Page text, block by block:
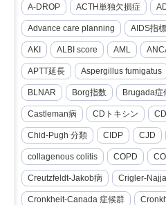
A-DROP ACTH単独欠損症
Advance care planning AIDS指
AKI ALBI score AML
APTT延長 Aspergillus fumigatus
BLNAR Borg指数 Brugada症
Castleman病 CDトキシン
Chid-Pugh 分類 CIDP CJD
collagenous colitis COPD
Creutzfeldt-Jakob病 Crigler-
Cronkheit-Canada 症候群